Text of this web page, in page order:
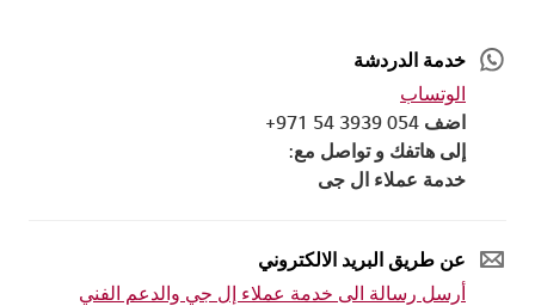
خدمة الدردشة
الوتساب
اضف 054 3939 54 971+
إلى هاتفك و تواصل مع:
خدمة عملاء ال جى
عن طريق البريد الالكتروني
أرسل رسالة الى خدمة عملاء إل جي والدعم الفني